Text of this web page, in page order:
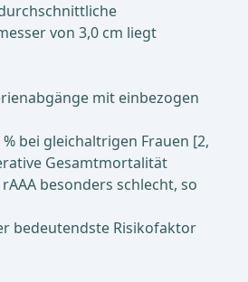
von 3,0 cm liegt
mit einbezogen
bei gleichaltrigen Frauen [2,
Gesamtmortalität
besonders schlecht, so
bedeutendste Risikofaktor